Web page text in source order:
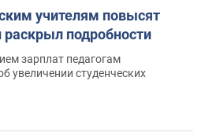
учителям повысят
подробности
зарплат педагогам
увеличении студенческих